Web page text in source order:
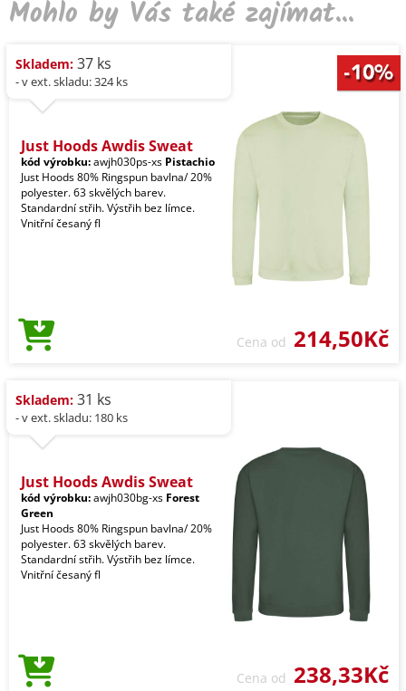
Mohlo by Vás také zajímat...
Skladem: 37 ks
- v ext. skladu: 324 ks
Just Hoods Awdis Sweat
kód výrobku:awjh030ps-xs Pistachio
Just Hoods 80% Ringspun bavlna/ 20%
polyester. 63 skvělých barev.
Standardní střih. Výstřih bez límce.
Vnitřní česaný fl
Cena od 214,50Kč
Skladem: 31 ks
- v ext. skladu: 180 ks
Just Hoods Awdis Sweat
kód výrobku:awjh030bg-xs Forest
Green
Just Hoods 80% Ringspun bavlna/ 20%
polyester. 63 skvělých barev.
Standardní střih. Výstřih bez límce.
Vnitřní česaný fl
Cena od 238,33Kč